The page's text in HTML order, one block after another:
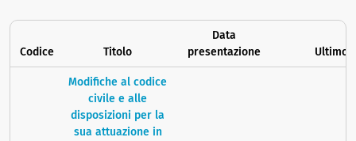
Codice Titolo
Data
presentazione
Ultimo
Modifiche al codice
civile e alle
disposizioni per la
sua attuazione in